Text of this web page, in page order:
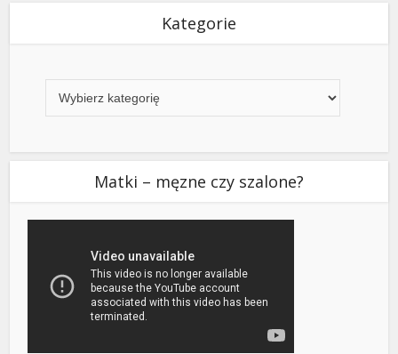
Kategorie
Matki – męzne czy szalone?